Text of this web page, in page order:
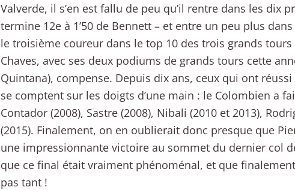
Valverde, il s’en est fallu de peu qu’il rentre dans les dix
termine 12e à 1’50 de Bennett – et entre un peu plus
le troisième coureur dans le top 10 des trois grands
Chaves, avec ses deux podiums de grands tours cette
Quintana), compense. Depuis dix ans, ceux qui ont
se comptent sur les doigts d’une main : le Colombien a
Contador (2008), Sastre (2008), Nibali (2010 et 2013),
(2015). Finalement, on en oublierait donc presque que
une impressionnante victoire au sommet du dernier col
que ce final était vraiment phénoménal, et que
pas tant !